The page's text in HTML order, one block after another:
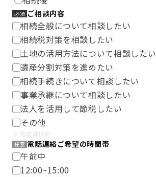
必須 ご相談内容
相続全般について相談したい
相続税対策を相談したい
土地の活用方法について相談したい
遺産分割対策を進めたい
相続手続きについて相談したい
事業承継について相談したい
法人を活用して節税したい
その他
※ 複数選択可
任意 電話連絡ご希望の時間帯
午前中
12:00~15:00